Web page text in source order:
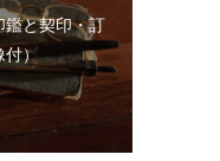
鑑と契印・訂
付）